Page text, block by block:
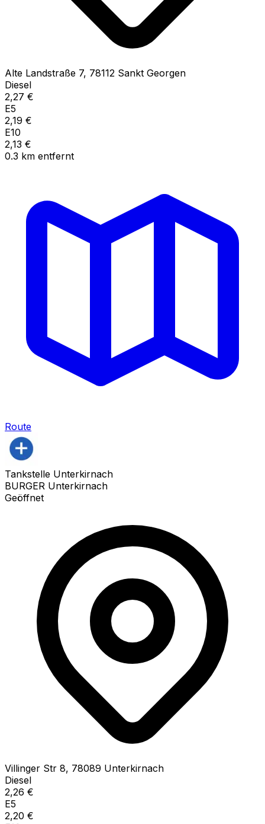
Alte Landstraße 7, 78112 Sankt Georgen
Diesel
2,27 €
E5
2,19 €
E10
2,13 €
0.3 km entfernt
Route
Tankstelle Unterkirnach
BURGER Unterkirnach
Geöffnet
Villinger Str 8, 78089 Unterkirnach
Diesel
2,26 €
E5
2,20 €